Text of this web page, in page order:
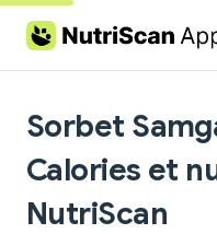
Skip to content
Sorbet
Calories et
NutriScan